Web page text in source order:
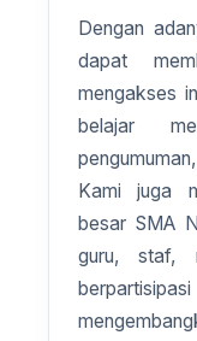
Dengan
dapat
mengakses
belajar
Kami juga
besar SMA
guru, staf,